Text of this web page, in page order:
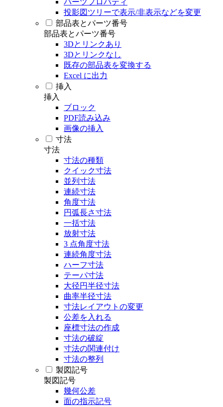
パーツプロパティ
投影図ツリーで表示/非表示などを変更
部品表とパーツ番号
部品表とパーツ番号
3Dとリンクあり
3Dとリンクなし
既存の部品表を変換する
Excel に出力
挿入
挿入
ブロック
PDF読み込み
画像の挿入
寸法
寸法
寸法の種類
クイック寸法
並列寸法
連続寸法
角度寸法
円弧長さ寸法
一括寸法
放射寸法
3 点角度寸法
連続角度寸法
ハーフ寸法
テーパ寸法
大径円半径寸法
曲率半径寸法
寸法レイアウトの変更
公差を入れる
座標寸法の作成
寸法の破綻
寸法の関連付け
寸法の整列
製図記号
製図記号
幾何公差
面の指示記号